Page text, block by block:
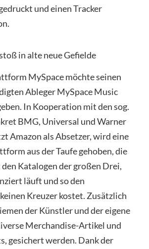
und einen Tracker
in alte neue Gefielde
MySpace möchte seinen
Ableger MySpace Music
In Kooperation mit den sog.
BMG, Universal und Warner
Amazon als Absetzer, wird eine
aus der Taufe gehoben, die
Katalogen der großen Drei,
läuft und so den
Kreuzer kostet. Zusätzlich
der Künstler und der eigene
Merchandise-Artikel und
gesichert werden. Dank der